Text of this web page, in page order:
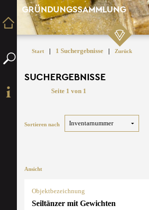
GRÜNDUNGSSAMMLUNG
Start | 1 Suchergebnisse | Zurück
SUCHERGEBNISSE
Seite 1 von 1
Sortieren nach
Ansicht
Objektbezeichnung
Seiltänzer mit Gewichten